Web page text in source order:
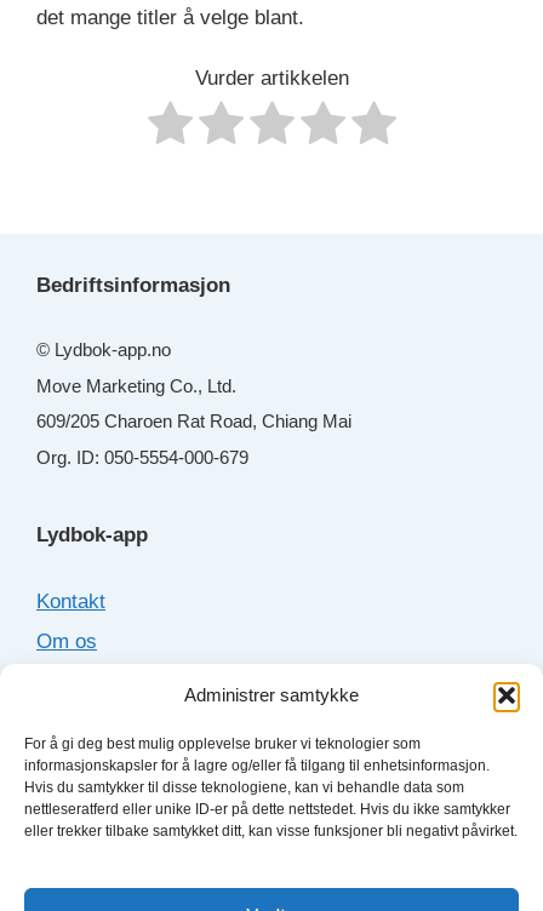
Administrer samtykke
For å gi deg best mulig opplevelse bruker vi teknologier som
informasjonskapsler for å lagre og/eller få tilgang til enhetsinformasjon.
Hvis du samtykker til disse teknologiene, kan vi behandle data som
nettleseratferd eller unike ID-er på dette nettstedet. Hvis du ikke samtykker
eller trekker tilbake samtykket ditt, kan visse funksjoner bli negativt påvirket.
det mange titler å velge blant.
Vurder artikkelen
Bedriftsinformasjon
© Lydbok-app.no
Move Marketing Co., Ltd.
609/205 Charoen Rat Road, Chiang Mai
Org. ID: 050-5554-000-679
Lydbok-app
Kontakt
Om os
Lydboktjenester